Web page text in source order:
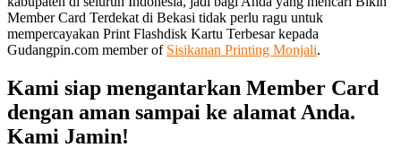
Member Card Terdekat di Bekasi tidak perlu ragu untuk
mempercayakan Print Flashdisk Kartu Terbesar kepada
Gudangpin.com member of Sisikanan Printing Monjali.
Kami siap mengantarkan Member Card
dengan aman sampai ke alamat Anda.
Kami Jamin!